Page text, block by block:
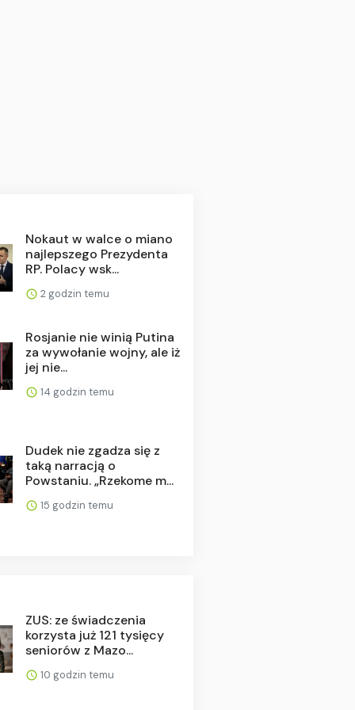
Nokaut w walce o miano
najlepszego Prezydenta
RP. Polacy wsk...
2 godzin temu
Rosjanie nie winią Putina
za wywołanie wojny, ale iż
jej nie...
14 godzin temu
Dudek nie zgadza się z
taką narracją o
Powstaniu. „Rzekome m...
15 godzin temu
ZUS: ze świadczenia
korzysta już 121 tysięcy
seniorów z Mazo...
10 godzin temu